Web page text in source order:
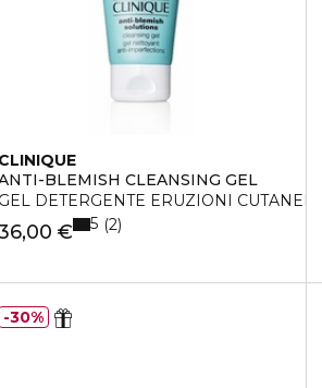
CLINIQUE
BLEMISH CLEANSING GEL
GEL DETERGENTE ERUZIONI CUTANEE
€ 5 2
30%